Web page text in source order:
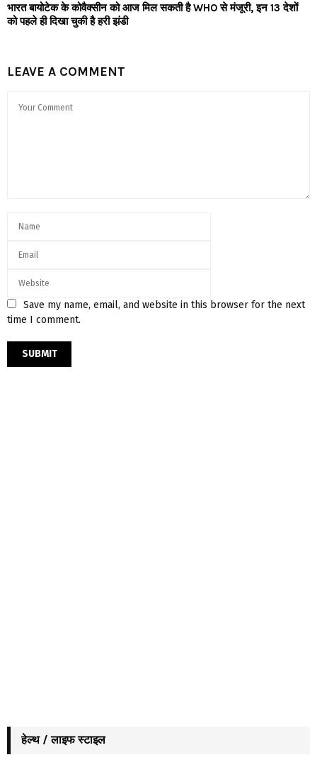
भारत बायोटेक के कोवैक्सीन को आज मिल सकती है WHO से मंजूरी, इन 13 देशों
को पहले ही दिखा चुकी है हरी झंडी
LEAVE A COMMENT
Save my name, email, and website in this browser for the next
time I comment.
हेल्थ / लाइफ स्टाइल